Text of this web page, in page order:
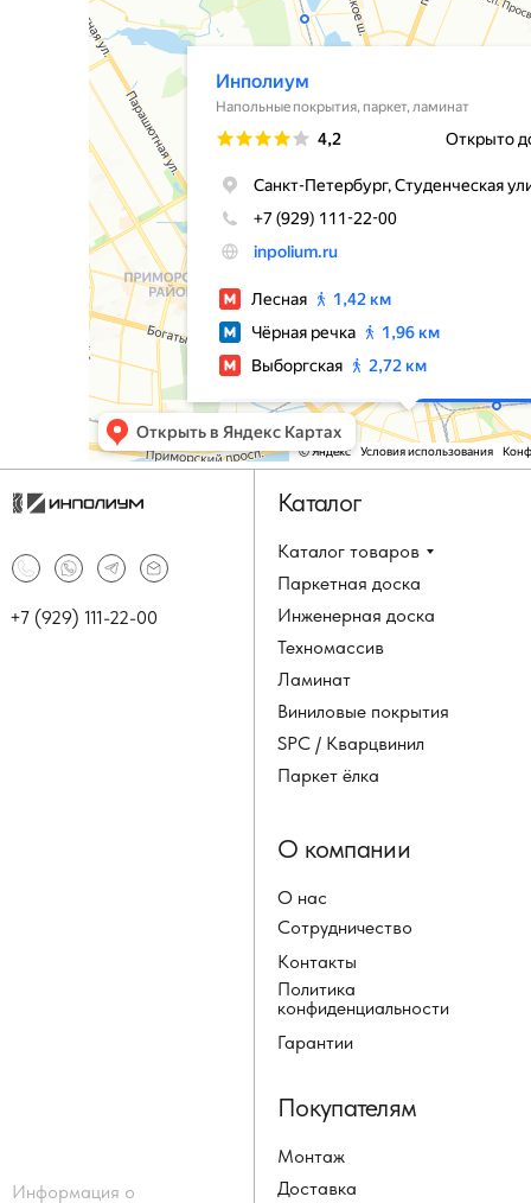
Каталог товаров
Паркетная доска
Инженерная доска
Техномассив
+7 (929) 111-22-00
Информация о
Каталог
Ламинат
Виниловые покрытия
SPC / Кварцвинил
Паркет ёлка
О нас
Сотрудничество
Контакты
Политика
конфиденциальности
О компании
Монтаж
Доставка
Покупателям
Гарантии